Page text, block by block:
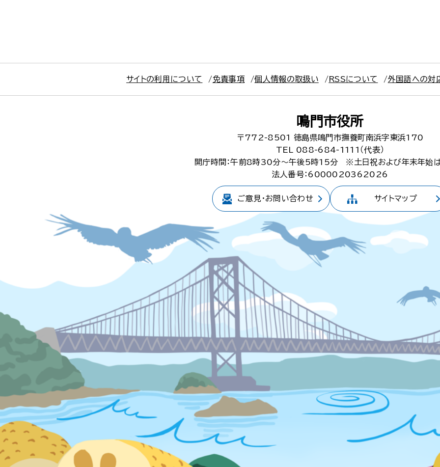
サイトの利用について 免責事項 個人情報の取扱い RSSについて 外国語への対
鳴門市役所
〒772-8501
徳島県鳴門市撫養町南浜字東浜170
TEL 088-684-1111（代表）
開庁時間：午前8時30分～午後5時15分
※土日祝および年末年始
法人番号：6000020362026
ご意見・お問い合わせ サイトマップ